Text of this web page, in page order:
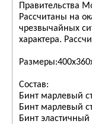
Правительства
Рассчитаны на
чрезвычайных
характера.
Состав:
Бинт марлевый
Бинт марлевый
Бинт